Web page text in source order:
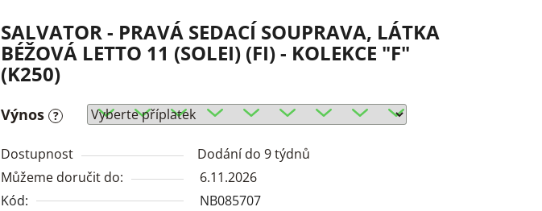
SALVATOR - PRAVÁ SEDACÍ SOUPRAVA, LÁTKA
BÉŽOVÁ LETTO 11 (SOLEI) (FI) - KOLEKCE "F"
(K250)
Výnos ?
Dostupnost
Dodání do 9 týdnů
Můžeme doručit do:
6.11.2026
Kód:
NB085707